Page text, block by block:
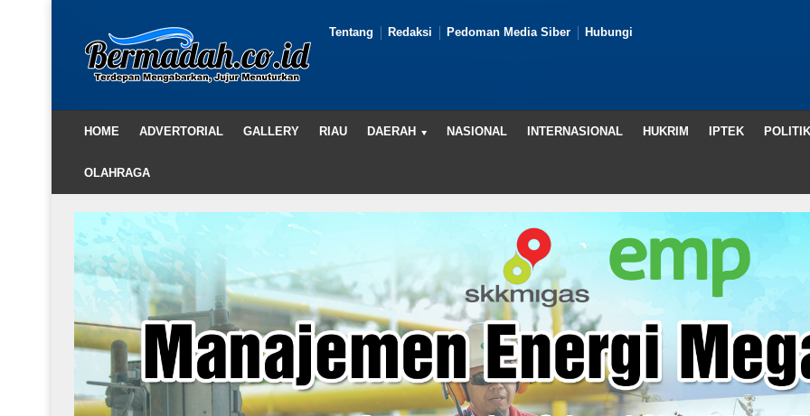
Tentang Redaksi Pedoman Media Siber Hubungi
HOME ADVERTORIAL GALLERY RIAU DAERAH NASIONAL INTERNASIONAL HUKRIM IPTEK POLITIK
OLAHRAGA